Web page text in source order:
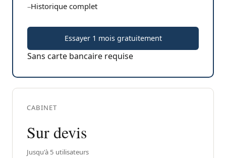
Historique complet
Essayer 1 mois gratuitement
Sans carte bancaire requise
CABINET
Sur devis
Jusqu'à 5 utilisateurs